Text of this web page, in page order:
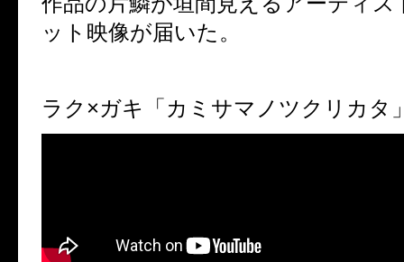
ット映像が届いた。
ラク×ガキ「カミサマノツクリカタ